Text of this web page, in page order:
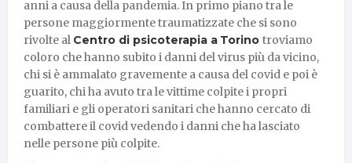
anni a causa della pandemia. In primo piano tra le
persone maggiormente traumatizzate che si sono
rivolte al Centro di psicoterapia a Torino troviamo
coloro che hanno subito i danni del virus più da vicino,
chi si è ammalato gravemente a causa del covid e poi è
guarito, chi ha avuto tra le vittime colpite i propri
familiari e gli operatori sanitari che hanno cercato di
combattere il covid vedendo i danni che ha lasciato
nelle persone più colpite.